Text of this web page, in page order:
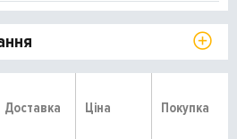
Доставка Ціна Покупка